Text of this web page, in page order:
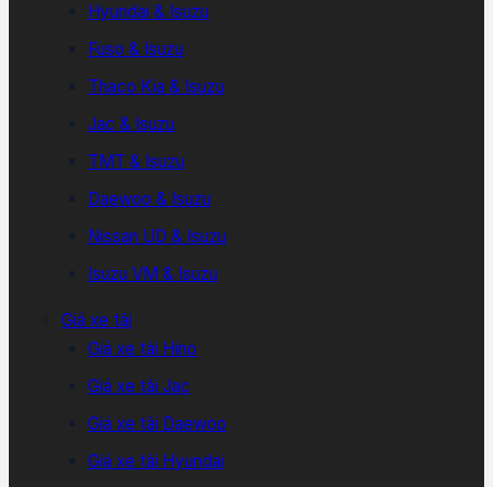
Hyundai & Isuzu
Fuso & Isuzu
Thaco Kia & Isuzu
Jac & Isuzu
TMT & Isuzu
Daewoo & Isuzu
Nissan UD & Isuzu
Isuzu VM & Isuzu
Giá xe tải
Giá xe tải Hino
Giá xe tải Jac
Giá xe tải Daewoo
Giá xe tải Hyundai